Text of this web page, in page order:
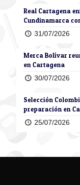
Real Cartagena
Cundinamarca
31/07/2026
Merca Bolívar
en Cartagena
30/07/2026
Selección
preparación en
25/07/2026